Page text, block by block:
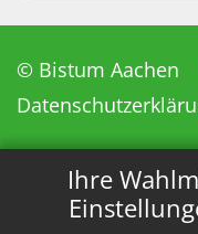
Ihre
© Bistum Aachen